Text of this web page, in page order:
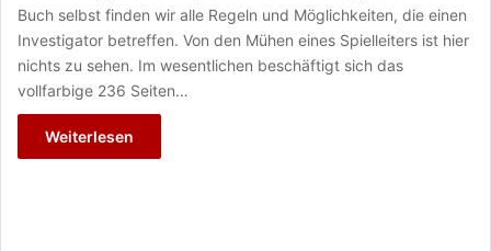
Buch selbst finden wir alle Regeln und Möglichkeiten, die einen
Investigator betreffen. Von den Mühen eines Spielleiters ist hier
nichts zu sehen. Im wesentlichen beschäftigt sich das
vollfarbige 236 Seiten…
Weiterlesen